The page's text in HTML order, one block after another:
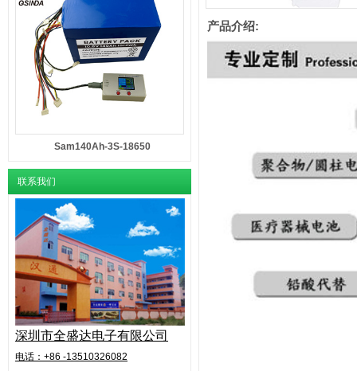
Sam140Ah-3S-18650
联系我们
深圳市全盛达电子有限公司
电话：+86 -13510326082
产品介绍: